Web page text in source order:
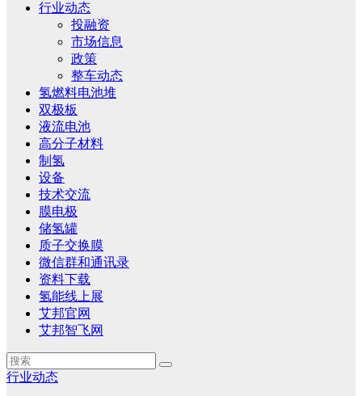
行业动态
投融资
市场信息
政策
整车动态
氢燃料电池堆
双极板
液流电池
高分子材料
制氢
设备
技术交流
膜电极
储氢罐
质子交换膜
微信群和通讯录
资料下载
氢能线上展
艾邦官网
艾邦智飞网
行业动态